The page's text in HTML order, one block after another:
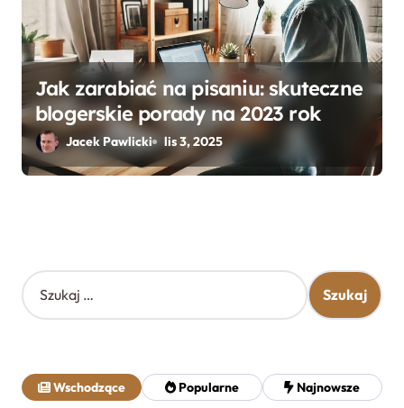
Jak zarabiać na pisaniu: skuteczne
blogerskie porady na 2023 rok
Jacek Pawlicki lis 3, 2025
S
z
j
:
Wschodzące Popularne Najnowsze